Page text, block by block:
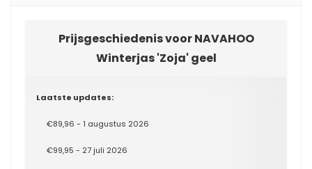
Prijsgeschiedenis voor NAVAHOO
Winterjas 'Zoja' geel
Laatste updates:
€89,96 - 1 augustus 2026
€99,95 - 27 juli 2026